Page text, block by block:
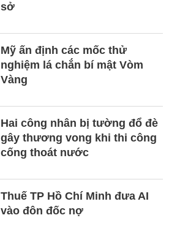
sở
Mỹ ấn định các mốc thử
nghiệm lá chắn bí mật Vòm
Vàng
Hai công nhân bị tường đổ đè
gây thương vong khi thi công
cống thoát nước
Thuế TP Hồ Chí Minh đưa AI
vào đôn đốc nợ